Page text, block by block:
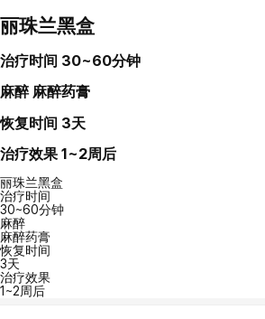
丽珠兰黑盒
治疗时间 30~60分钟
麻醉 麻醉药膏
恢复时间 3天
治疗效果 1~2周后
丽珠兰黑盒
治疗时间
30~60分钟
麻醉
麻醉药膏
恢复时间
3天
治疗效果
1~2周后